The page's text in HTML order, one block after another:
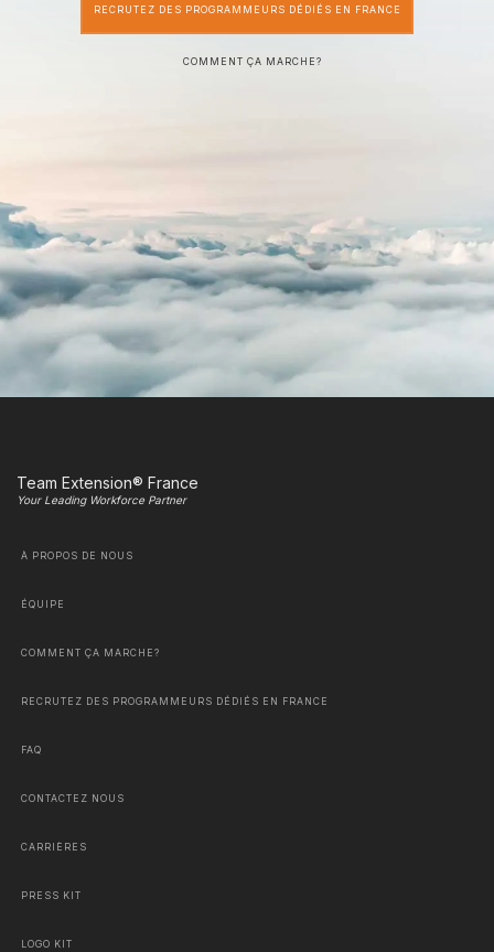
RECRUTEZ DES PROGRAMMEURS DÉDIÉS EN FRANCE
COMMENT ÇA MARCHE?
Team Extension® France
Your Leading Workforce Partner
À PROPOS DE NOUS
ÉQUIPE
COMMENT ÇA MARCHE?
RECRUTEZ DES PROGRAMMEURS DÉDIÉS EN FRANCE
FAQ
CONTACTEZ NOUS
CARRIÈRES
PRESS KIT
LOGO KIT